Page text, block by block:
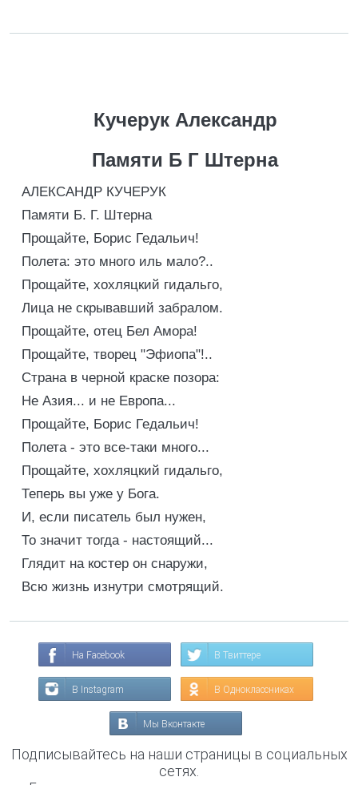
Кучерук Александр
Памяти Б Г Штерна
АЛЕКСАНДР КУЧЕРУК
Памяти Б. Г. Штерна
Прощайте, Борис Гедальич!
Полета: это много иль мало?..
Прощайте, хохляцкий гидальго,
Лица не скрывавший забралом.
Прощайте, отец Бел Амора!
Прощайте, творец "Эфиопа"!..
Страна в черной краске позора:
Не Азия... и не Европа...
Прощайте, Борис Гедальич!
Полета - это все-таки много...
Прощайте, хохляцкий гидальго,
Теперь вы уже у Бога.
И, если писатель был нужен,
То значит тогда - настоящий...
Глядит на костер он снаружи,
Всю жизнь изнутри смотрящий.
На Facebook В Твиттере
В Instagram В Одноклассниках
Мы Вконтакте
Подписывайтесь на наши страницы в социальных
сетях.